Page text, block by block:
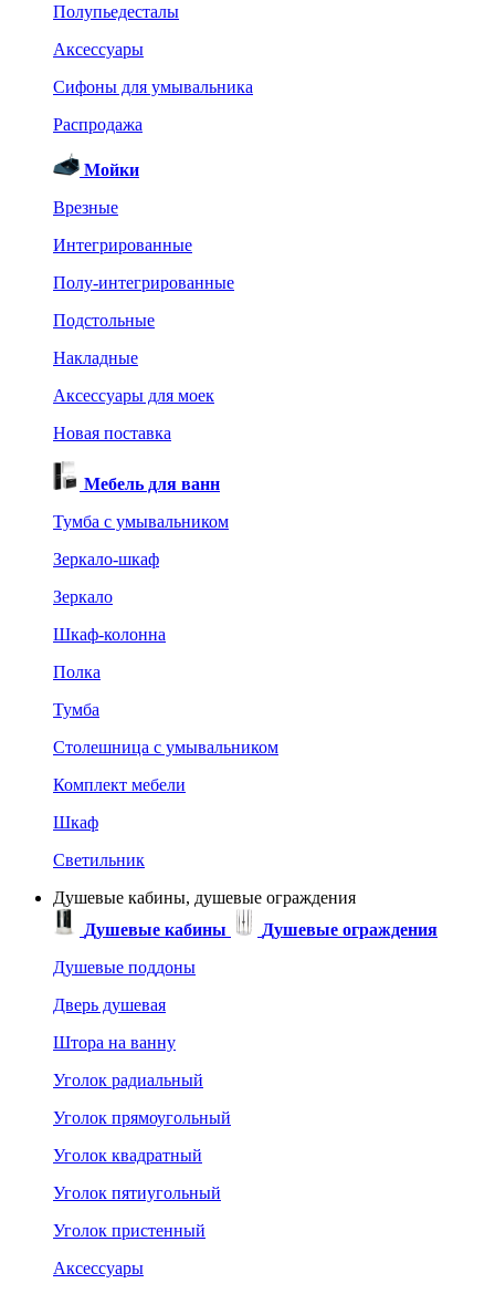
Полупьедесталы
Аксессуары
Сифоны для умывальника
Распродажа
Мойки
Врезные
Интегрированные
Полу-интегрированные
Подстольные
Накладные
Аксессуары для моек
Новая поставка
Мебель для ванн
Тумба с умывальником
Зеркало-шкаф
Зеркало
Шкаф-колонна
Полка
Тумба
Столешница с умывальником
Комплект мебели
Шкаф
Светильник
Душевые кабины, душевые ограждения
Душевые кабины
Душевые ограждения
Душевые поддоны
Дверь душевая
Штора на ванну
Уголок радиальный
Уголок прямоугольный
Уголок квадратный
Уголок пятиугольный
Уголок пристенный
Аксессуары